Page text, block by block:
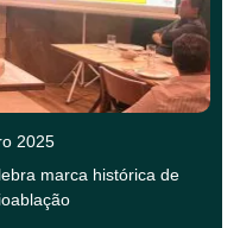
2025
marca histórica de